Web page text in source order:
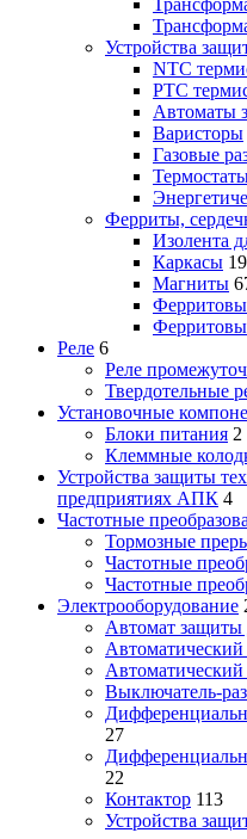
Устройства
NTC
PTC
Автоматы
Варисторы
Газовые
Ферриты,
Изолента
Каркасы
Магниты
Реле 6
Реле
Твердотельные
Установочные
Блоки питания 2
Клеммные
Устройства защиты
предприятиях АПК 4
Частотные
Тормозные
Частотные
Частотные
Электрооборудование
Автомат защиты
Выключатель-
27
22
Контактор 113
Устройства